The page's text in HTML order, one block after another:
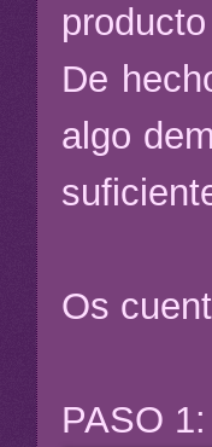
De
algo
Os
PASO